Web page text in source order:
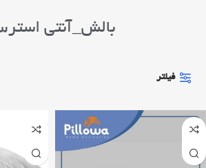
بالش_آنتی
فیلتر